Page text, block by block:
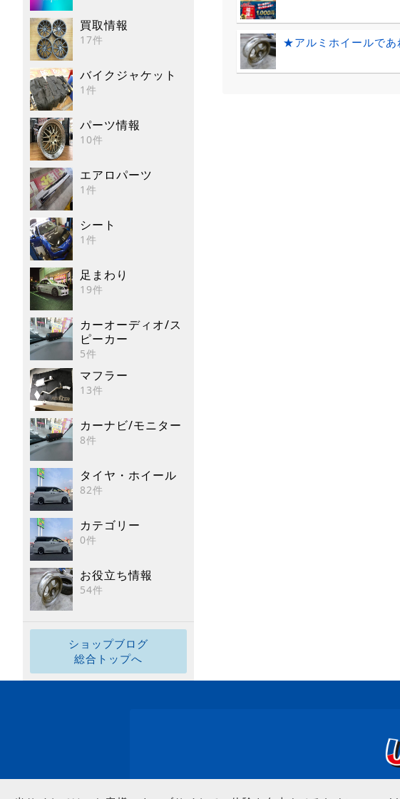
買取情報
17件
バイクジャケット
1件
パーツ情報
10件
エアロパーツ
1件
シート
1件
足まわり
19件
カーオーディオ/ス
ピーカー
5件
マフラー
13件
カーナビ/モニター
8件
タイヤ・ホイール
82件
カテゴリー
0件
お役立ち情報
54件
ショップブログ
総合トップへ
★アルミホイールで